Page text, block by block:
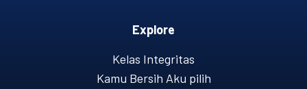
Explore
Kelas Integritas
Kamu Bersih Aku pilih